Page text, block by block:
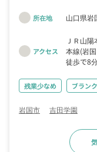
りがいあるお仕事です。
所在地 山口県岩
アクセス
ＪＲ山
本線(岩
徒歩で8
残業少なめ ブラン
岩国市 吉田学園